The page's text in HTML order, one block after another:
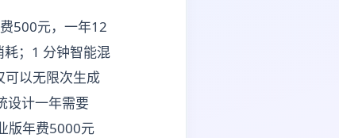
500元，一年12
；1 分钟智能混
可以无限次生成
设计一年需要
版年费5000元